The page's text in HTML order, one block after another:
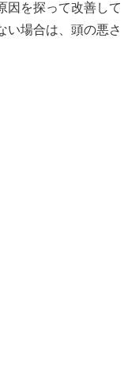
因を探って改善して
い場合は、頭の悪さ